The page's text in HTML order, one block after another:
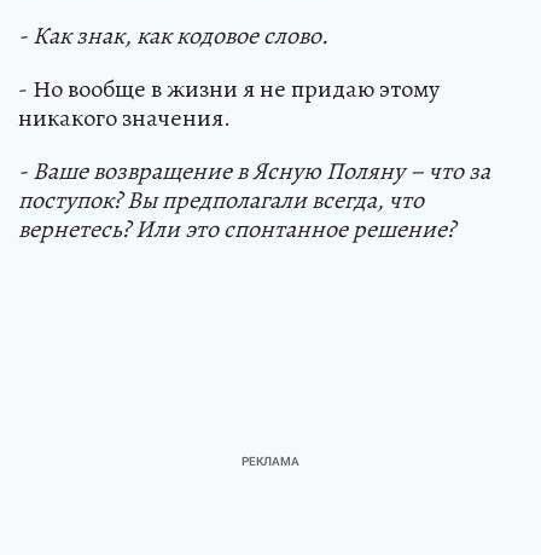
- Как знак, как кодовое слово.
- Но вообще в жизни я не придаю этому
никакого значения.
- Ваше возвращение в Ясную Поляну – что за
поступок? Вы предполагали всегда, что
вернетесь? Или это спонтанное решение?